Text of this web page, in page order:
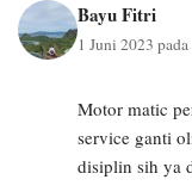
Bayu Fitri
1 Juni 2023
Motor matic
service ganti
disiplin sih ya